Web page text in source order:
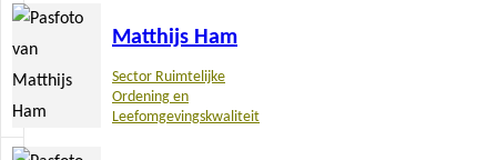
Matthijs Ham
Sector Ruimtelijke
Ordening en
Leefomgevingskwaliteit
Lees
meer
Lees